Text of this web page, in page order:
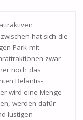
hat sich die
Park mit
zwar
noch das
Belantis-
wird eine Menge
werden dafür
lustigen